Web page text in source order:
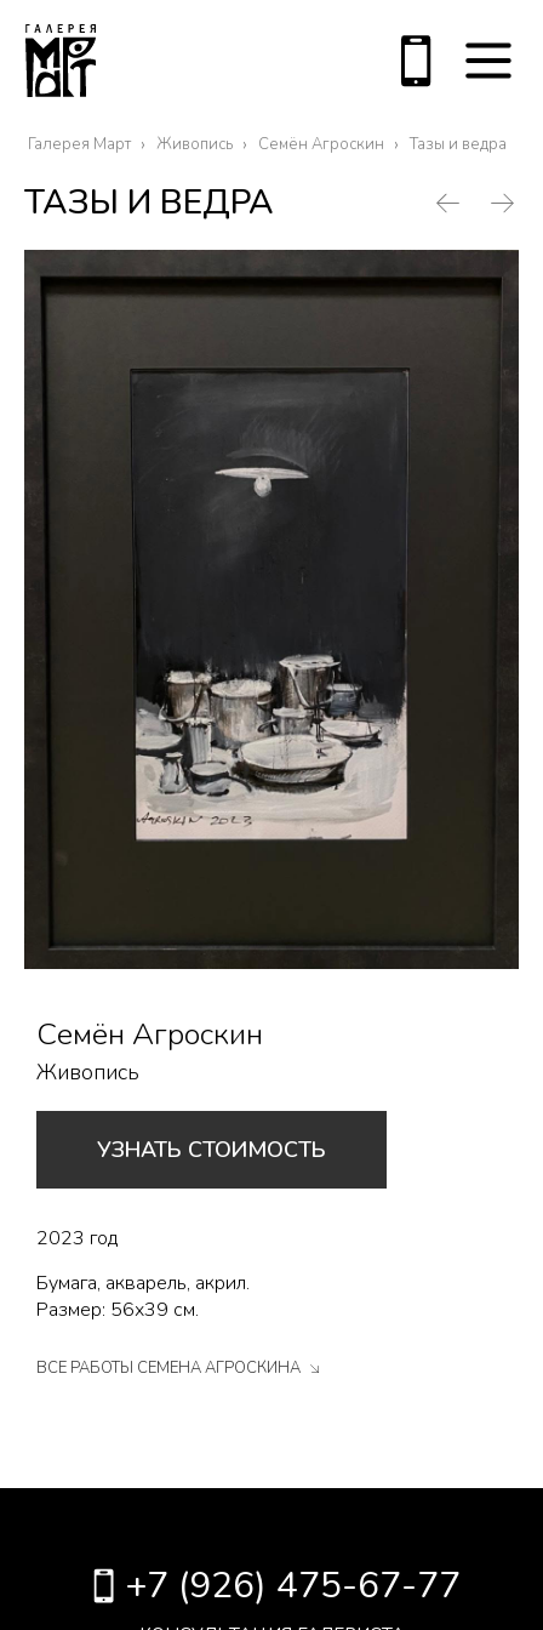
Галерея Март Живопись Семён Агроскин Тазы и ведра
ТАЗЫ И ВЕДРА
Семён Агроскин
Живопись
УЗНАТЬ СТОИМОСТЬ
2023 год
Бумага, акварель, акрил.
Размер: 56х39 см.
ВСЕ РАБОТЫ СЕМЕНА АГРОСКИНА
+7 (926) 475-67-77